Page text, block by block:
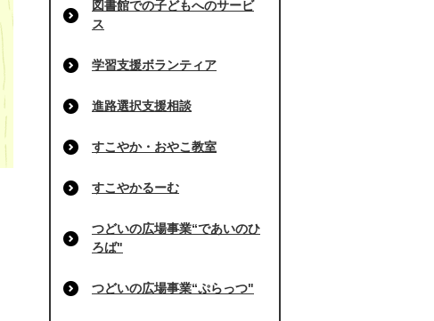
図書館での子どもへのサービ
ス
学習支援ボランティア
進路選択支援相談
すこやか・おやこ教室
すこやかるーむ
つどいの広場事業“であいのひ
ろば"
つどいの広場事業“ぷらっつ"